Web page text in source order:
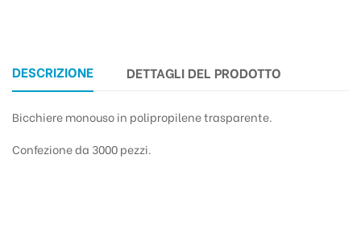
DESCRIZIONE DETTAGLI DEL PRODOTTO
Bicchiere monouso in polipropilene trasparente.
Confezione da 3000 pezzi.